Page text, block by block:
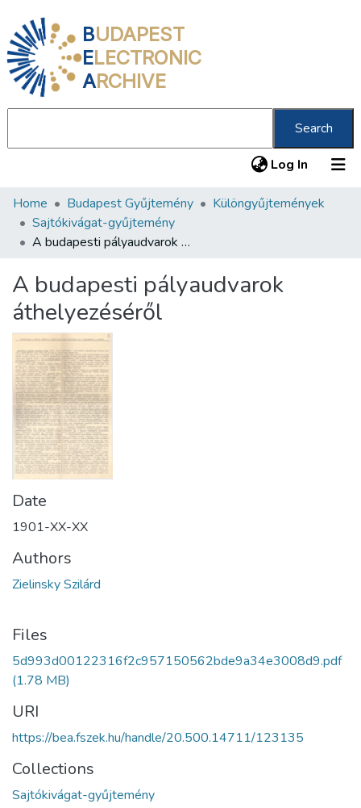
BUDAPEST
ELECTRONIC
ARCHIVE
Search
Log In (current)
Communities & Collections
All of DSpace
About us
Home Budapest Gyűjtemény
Különgyűjtemények
Sajtókivágat-gyűjtemény
A budapesti pályaudvarok áthelyezéséről
A budapesti pályaudvarok
áthelyezéséről
Date
1901-XX-XX
Authors
Zielinsky Szilárd
Files
5d993d00122316f2c957150562bde9a34e3008d9.pdf
(1.78 MB)
URI
https://bea.fszek.hu/handle/20.500.14711/123135
Collections
Sajtókivágat-gyűjtemény